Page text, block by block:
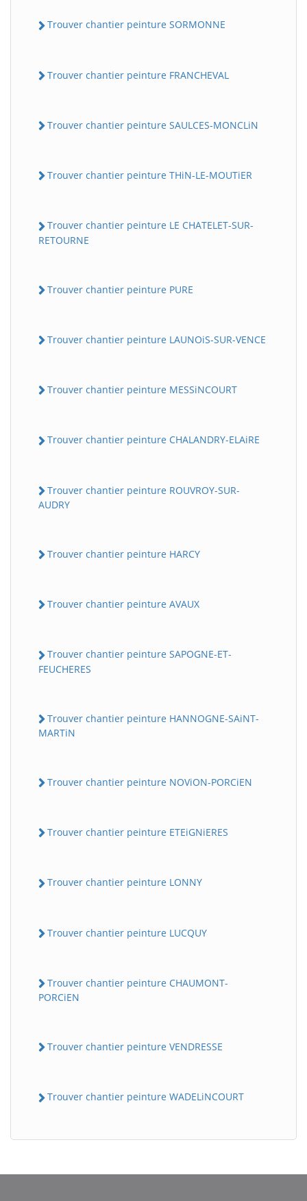
Trouver chantier peinture SORMONNE
Trouver chantier peinture FRANCHEVAL
Trouver chantier peinture SAULCES-MONCLiN
Trouver chantier peinture THiN-LE-MOUTiER
Trouver chantier peinture LE CHATELET-SUR-
RETOURNE
Trouver chantier peinture PURE
Trouver chantier peinture LAUNOiS-SUR-VENCE
Trouver chantier peinture MESSiNCOURT
Trouver chantier peinture CHALANDRY-ELAiRE
Trouver chantier peinture ROUVROY-SUR-
AUDRY
Trouver chantier peinture HARCY
Trouver chantier peinture AVAUX
Trouver chantier peinture SAPOGNE-ET-
FEUCHERES
Trouver chantier peinture HANNOGNE-SAiNT-
MARTiN
Trouver chantier peinture NOViON-PORCiEN
Trouver chantier peinture ETEiGNiERES
Trouver chantier peinture LONNY
Trouver chantier peinture LUCQUY
Trouver chantier peinture CHAUMONT-
PORCiEN
Trouver chantier peinture VENDRESSE
Trouver chantier peinture WADELiNCOURT
BatiWebPro